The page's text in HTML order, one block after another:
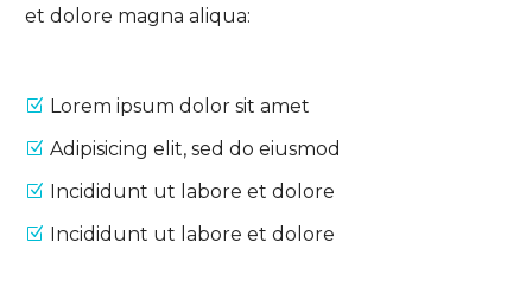
et dolore magna aliqua:
Lorem ipsum dolor sit amet
Adipisicing elit, sed do eiusmod
Incididunt ut labore et dolore
Incididunt ut labore et dolore